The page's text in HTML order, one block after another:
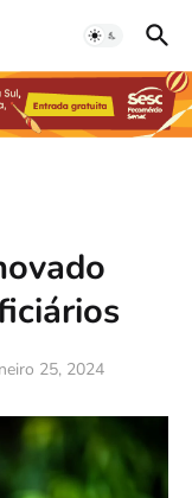
25, 2024